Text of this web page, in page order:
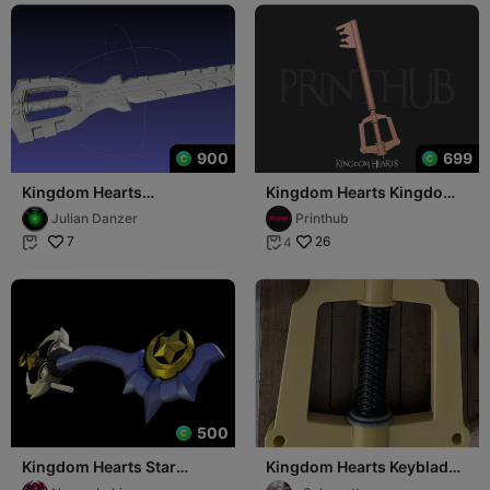
900
Kingdom Hearts
Braveheart Keyblade
Assembly
Julian Danzer
 7
699
Kingdom Hearts Kingdom
Key for cosplay
Printhub
 4 26
500
Kingdom Hearts Star
Seeker KeyBlade
Kingdom Hearts Keyblade,
Sora